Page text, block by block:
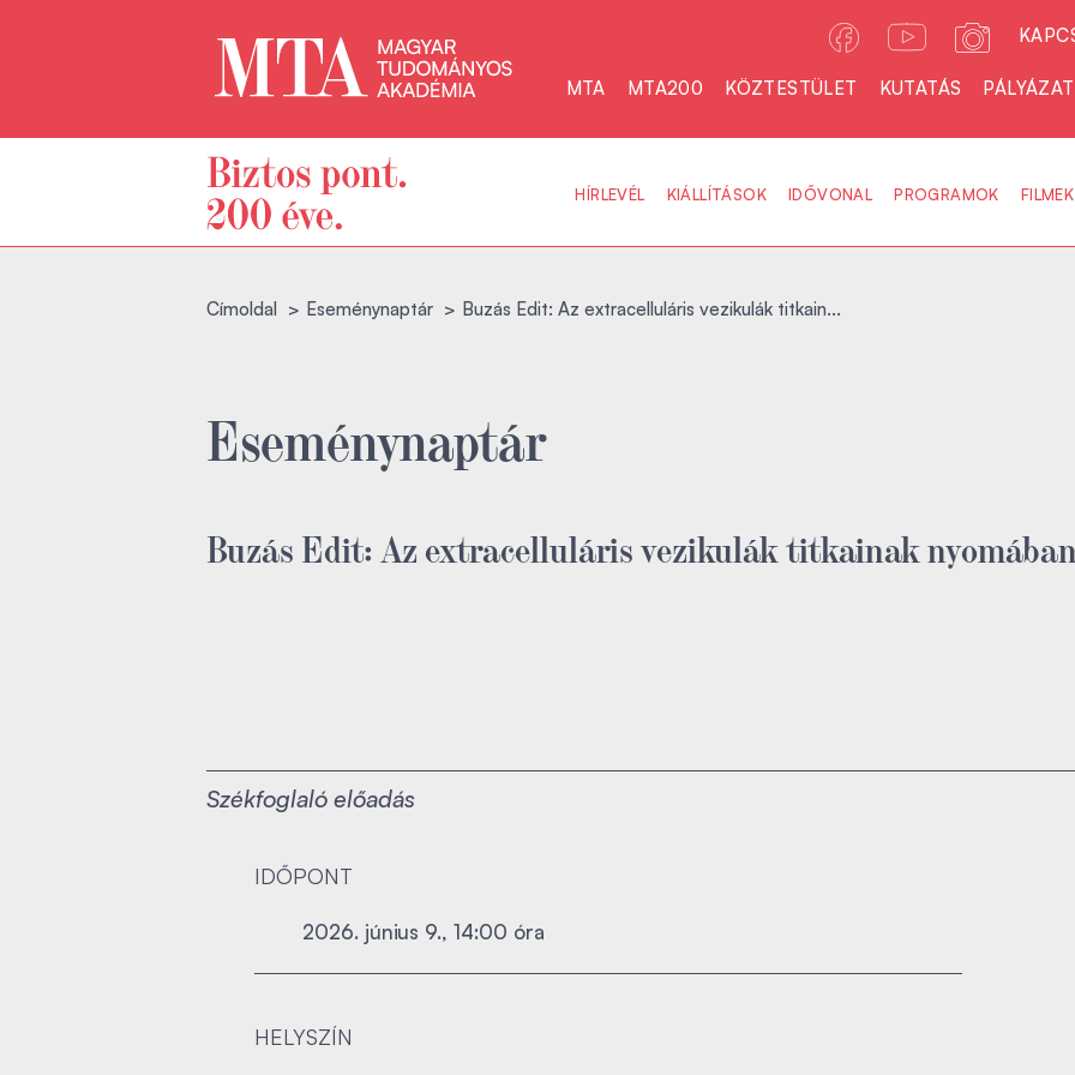
MTA MTA200 KÖZTESTÜLET KUTATÁS
HÍRLEVÉL KIÁLLÍTÁSOK IDŐVONAL PROGRAMOK FILMEK
Címoldal Eseménynaptár Buzás Edit: Az extracelluláris vezikulák titkain...
Eseménynaptár
Buzás Edit: Az extracelluláris vezikulák titkainak
Székfoglaló előadás
IDŐPONT
2026. június 9., 14:00 óra
HELYSZÍN